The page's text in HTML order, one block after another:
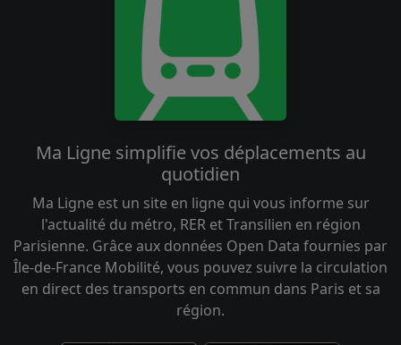
Ma Ligne simplifie vos déplacements au
quotidien
Ma Ligne est un site en ligne qui vous informe sur
l'actualité du métro, RER et Transilien en région
Parisienne. Grâce aux données Open Data fournies par
Île-de-France Mobilité, vous pouvez suivre la circulation
en direct des transports en commun dans Paris et sa
région.